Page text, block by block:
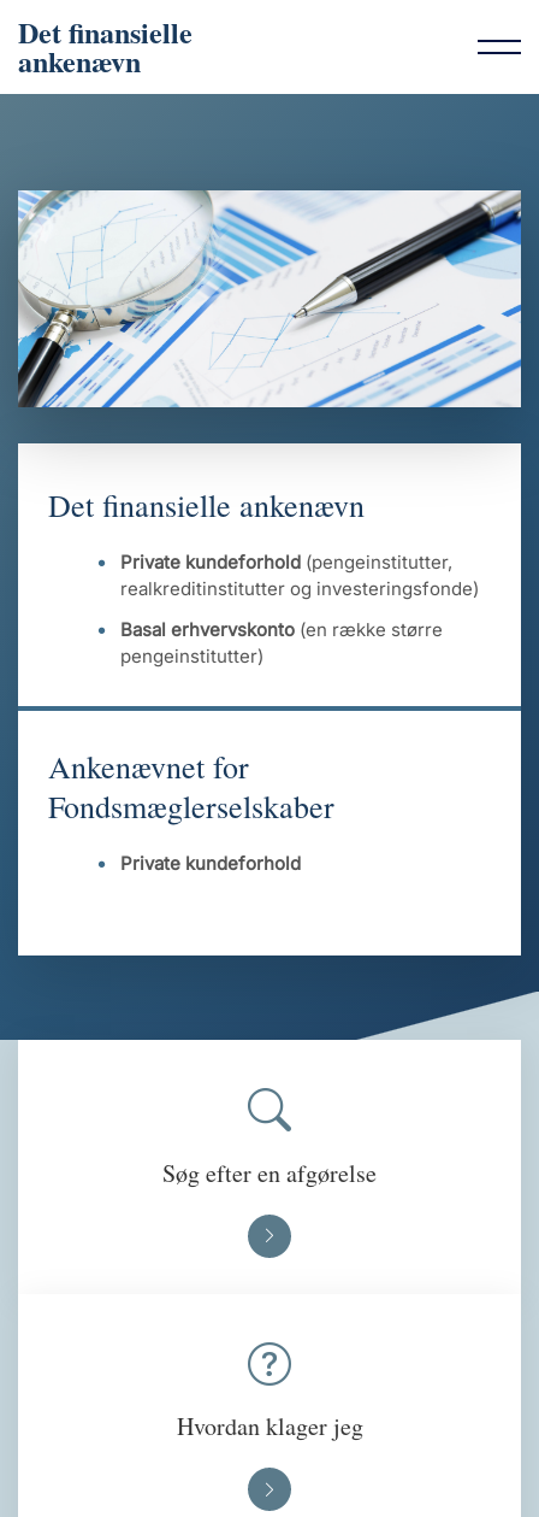
Det finansielle
ankenævn
Det finansielle ankenævn
Private kundeforhold (pengeinstitutter,
realkreditinstitutter og investeringsfonde)
Basal erhvervskonto (en række større
pengeinstitutter)
Ankenævnet for
Fondsmæglerselskaber
Private kundeforhold
Søg efter en afgørelse
Hvordan klager jeg